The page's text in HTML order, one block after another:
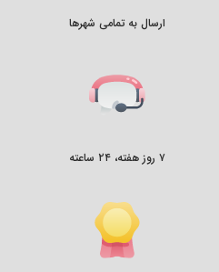
ارسال به تمامی شهرها
۷ روز هفته، ۲۴ ساعته